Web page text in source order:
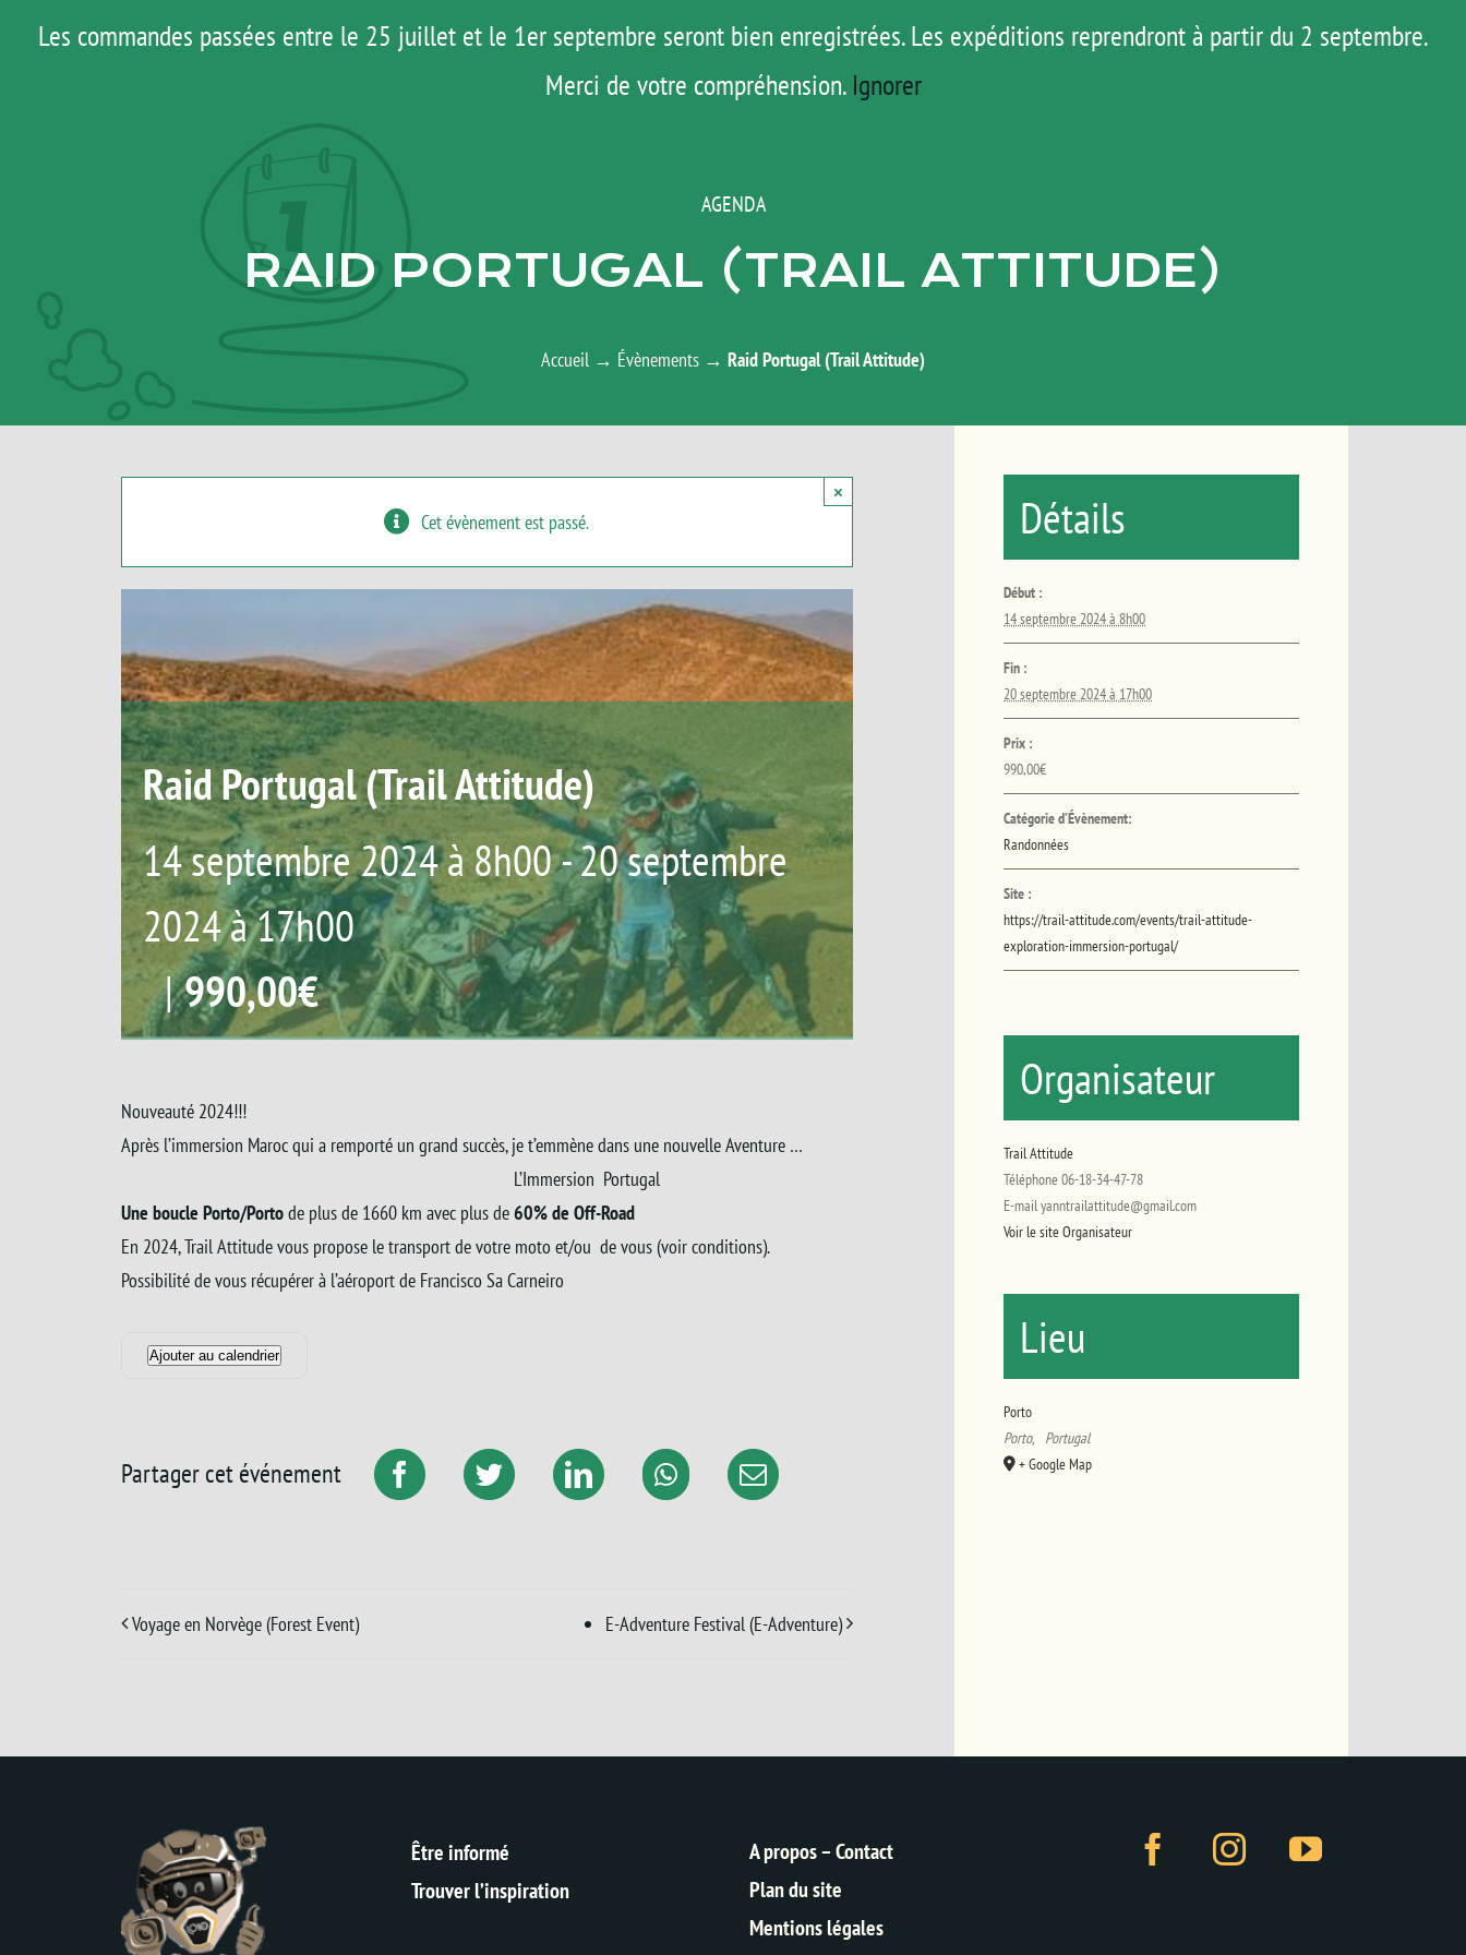
Les commandes passées entre le 25 juillet et le 1er septembre seront bien enregistrées. Les expéditions reprendront à partir du 2 septembre.
Merci de votre compréhension. Ignorer
ROAD TRIP ACTUS TESTS E-SHOP AGENDA MATOS TUTOS
AGENDA
RAID PORTUGAL (TRAIL ATTITUDE)
Accueil → Évènements → Raid Portugal (Trail Attitude)
Cet évènement est passé.
×
Raid Portugal (Trail Attitude)
14 septembre 2024 à 8h00-20 septembre
2024 à 17h00
|990,00€
Nouveauté 2024!!!
Après l’immersion Maroc qui a remporté un grand succès, je t’emmène dans une nouvelle Aventure …
L’Immersion Portugal
Une boucle Porto/Portode plus de 1660 km avec plus de60% de Off-Road
En 2024, Trail Attitude vous propose le transport de votre moto et/ou de vous (voir conditions).
Possibilité de vous récupérer à l’aéroport de Francisco Sa Carneiro
Ajouter au calendrier
Partager cet événement
Voyage en Norvège (Forest Event) E-Adventure Festival (E-Adventure)
Détails
Début :
14 septembre 2024 à 8h00
Fin :
20 septembre 2024 à 17h00
Prix :
990,00€
Catégorie d’Évènement:
Randonnées
Site :
https://trail-attitude.com/events/trail-attitude-
exploration-immersion-portugal/
Organisateur
Trail Attitude
Téléphone06-18-34-47-78
E-mailyanntrailattitude@gmail.com
Voir le site Organisateur
Lieu
Porto
Porto,
Portugal
+ Google Map
Être informé
Trouver l’inspiration
A propos – Contact
Plan du site
Mentions légales